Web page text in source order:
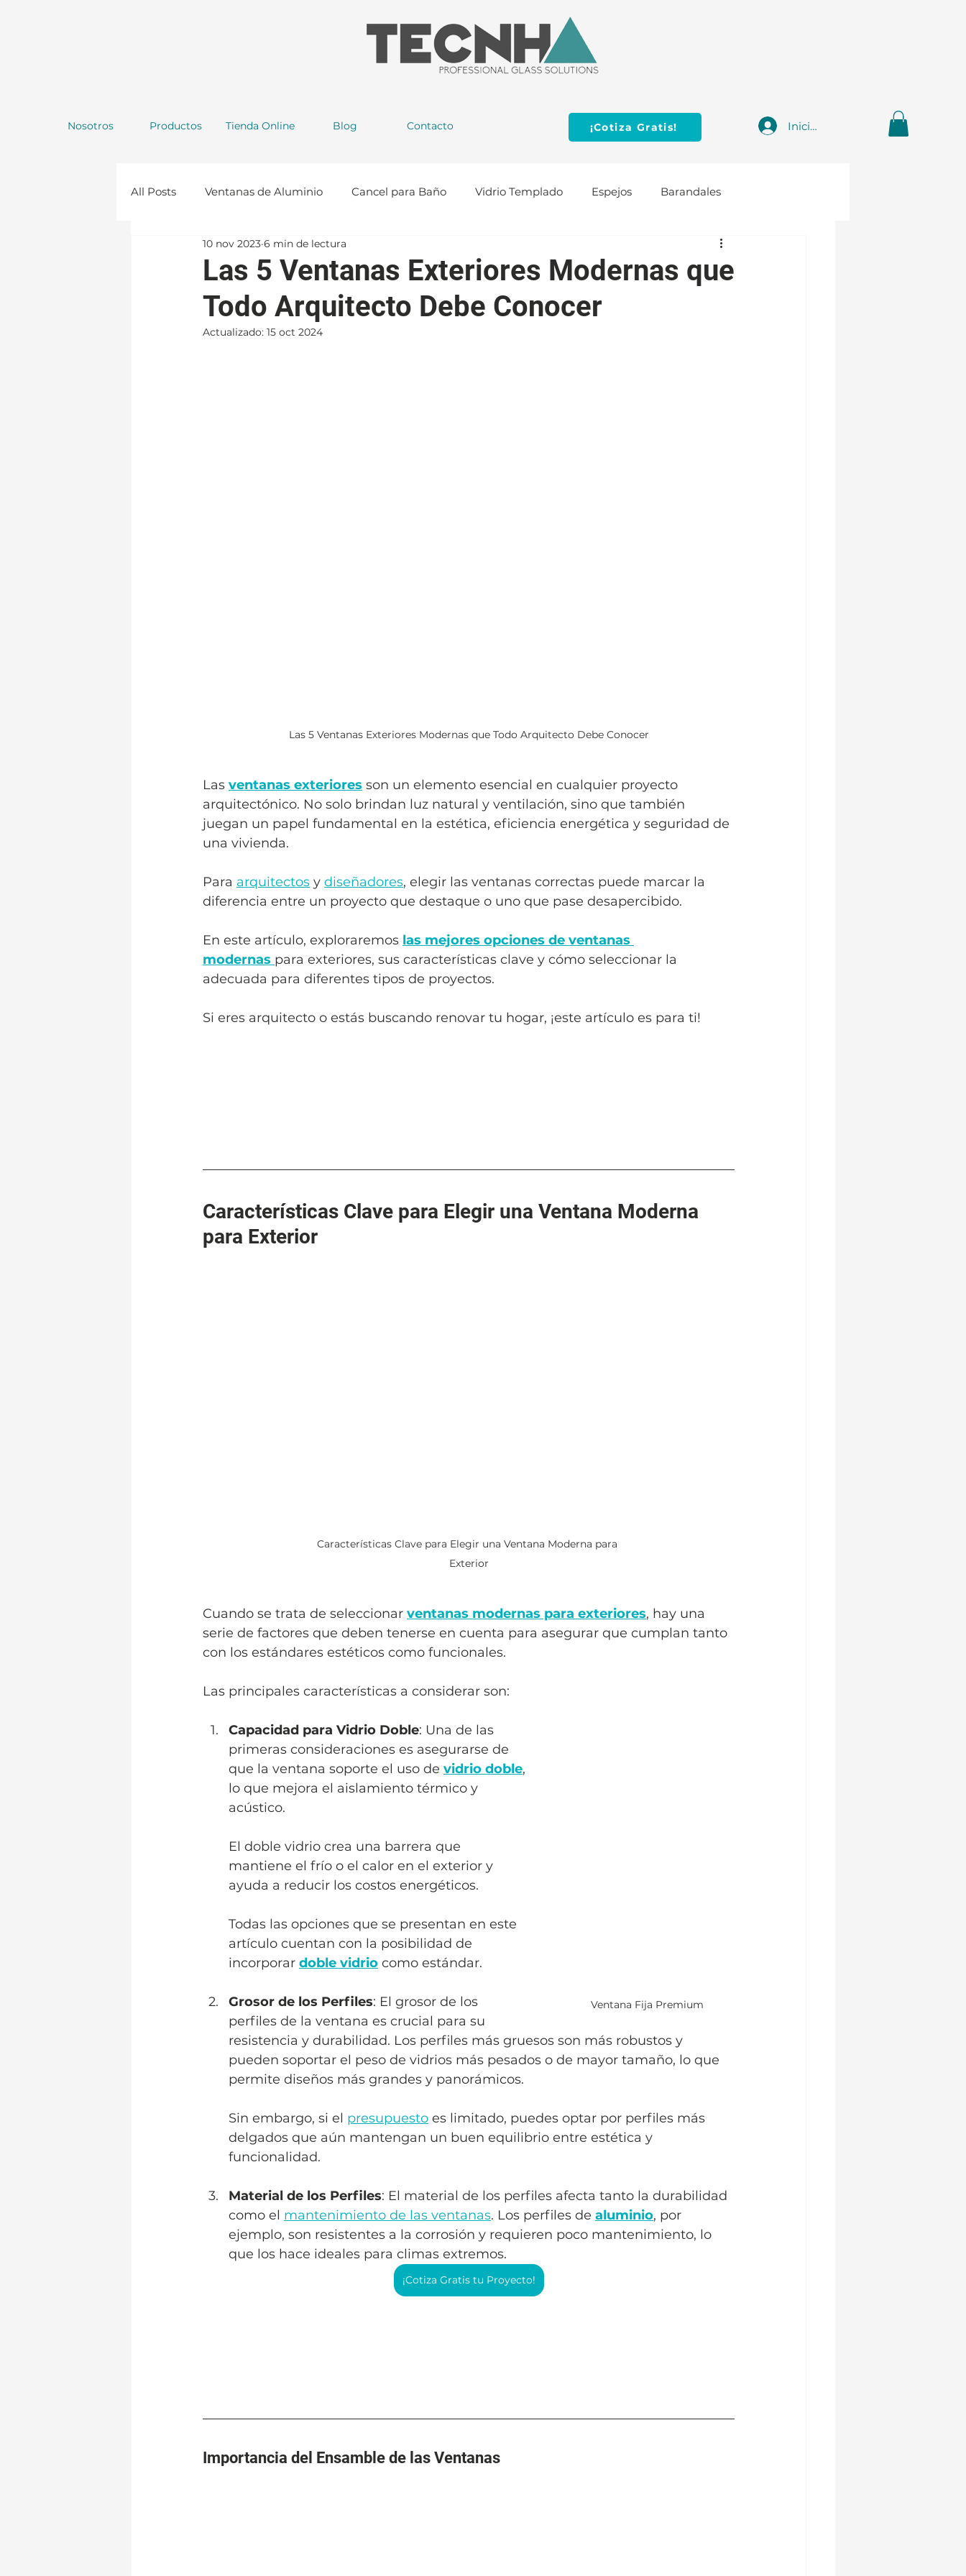
Nosotros Productos Tienda Online Blog Contacto ¡Cotiza Gratis! Iniciar sesión
All Posts Ventanas de Aluminio Cancel para Baño Vidrio Templado Espejos Barandales
Repisas de Vidrio Construcción
Las 5 Ventanas Exteriores Modernas que
Todo Arquitecto Debe Conocer
10 nov 2023 6 min de lectura
Actualizado: 15 oct 2024
Las 5 Ventanas Exteriores Modernas que Todo Arquitecto Debe Conocer
Las ventanas exteriores son un elemento esencial en cualquier proyecto
arquitectónico. No solo brindan luz natural y ventilación, sino que también
juegan un papel fundamental en la estética, eficiencia energética y seguridad de
una vivienda.
Para arquitectos y diseñadores, elegir las ventanas correctas puede marcar la
diferencia entre un proyecto que destaque o uno que pase desapercibido.
En este artículo, exploraremos las mejores opciones de ventanas
modernas para exteriores, sus características clave y cómo seleccionar la
adecuada para diferentes tipos de proyectos.
Si eres arquitecto o estás buscando renovar tu hogar, ¡este artículo es para ti!
Características Clave para Elegir una Ventana Moderna
para Exterior
Características Clave para Elegir una Ventana Moderna para
Exterior
Cuando se trata de seleccionar ventanas modernas para exteriores, hay una
serie de factores que deben tenerse en cuenta para asegurar que cumplan tanto
con los estándares estéticos como funcionales.
Las principales características a considerar son:
Ventana Fija Premium
Capacidad para Vidrio Doble: Una de las
primeras consideraciones es asegurarse de
que la ventana soporte el uso de vidrio doble,
lo que mejora el aislamiento térmico y
acústico.
El doble vidrio crea una barrera que
mantiene el frío o el calor en el exterior y
ayuda a reducir los costos energéticos.
Todas las opciones que se presentan en este
artículo cuentan con la posibilidad de
incorporar doble vidrio como estándar.
Grosor de los Perfiles: El grosor de los
perfiles de la ventana es crucial para su
resistencia y durabilidad. Los perfiles más gruesos son más robustos y
pueden soportar el peso de vidrios más pesados o de mayor tamaño, lo que
permite diseños más grandes y panorámicos.
Sin embargo, si el presupuesto es limitado, puedes optar por perfiles más
delgados que aún mantengan un buen equilibrio entre estética y
funcionalidad.
Material de los Perfiles: El material de los perfiles afecta tanto la durabilidad
como el mantenimiento de las ventanas. Los perfiles de aluminio, por
ejemplo, son resistentes a la corrosión y requieren poco mantenimiento, lo
que los hace ideales para climas extremos.
¡Cotiza Gratis tu Proyecto!
Importancia del Ensamble de las Ventanas